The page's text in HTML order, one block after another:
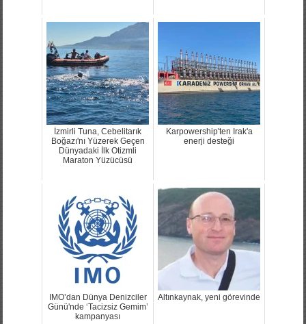
İzmirli Tuna, Cebelitarık
Boğazı'nı Yüzerek Geçen
Dünyadaki İlk Otizmli
Maraton Yüzücüsü
Karpowership'ten Irak'a
enerji desteği
IMO’dan Dünya Denizciler
Günü'nde ‘Tacizsiz Gemim’
kampanyası
Altınkaynak, yeni görevinde